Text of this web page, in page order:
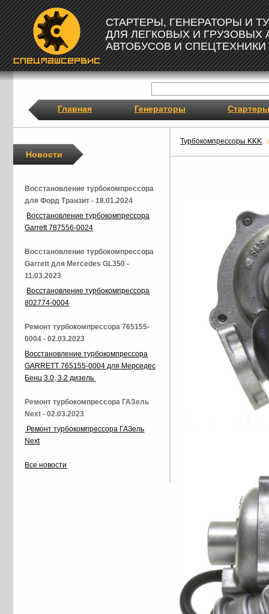
СТАРТЕРЫ, ГЕНЕРАТОРЫ И
ДЛЯ ЛЕГКОВЫХ И ГРУЗОВЫХ
АВТОБУСОВ И СПЕЦТЕХНИКИ
Главная Генераторы Стартеры
Турбокомпрессоры KKK
Новости
Восстановление турбокомпрессора
для Форд Транзит - 18.01.2024
Восстановление турбокомпрессора
Garrett 787556-0024
Восстановление турбокомпрессора
Garrett для Mercedes GL350 -
11.03.2023
Восстановление турбокомпрессора
802774-0004
Ремонт турбокомпрессора 765155-
0004 - 02.03.2023
Восстановление турбокомпрессора
GARRETT 765155-0004 для Мерседес
Бенц 3.0, 3.2 дизель
Ремонт турбокомпрессора ГАЗель
Next - 02.03.2023
Ремонт турбокомпрессора ГАЗель
Next
Все новости